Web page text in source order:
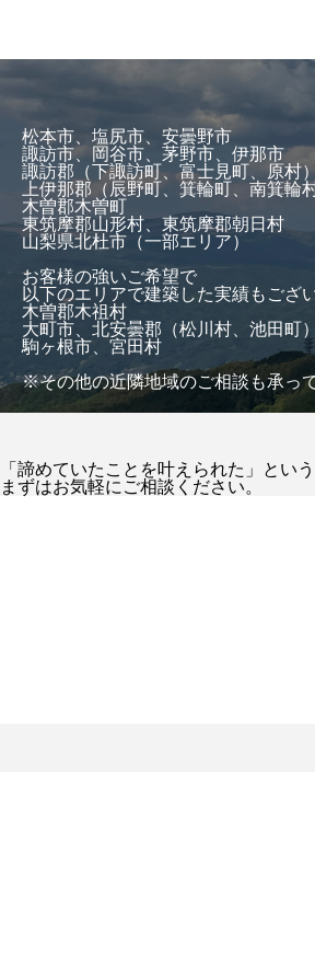
松本市、塩尻市、安曇野市
諏訪市、岡谷市、茅野市、伊那市
諏訪郡（下諏訪町、富士見町、原村
上伊那郡（辰野町、箕輪町、南箕輪村
木曽郡木曽町
東筑摩郡山形村、東筑摩郡朝日村
山梨県北杜市（一部エリア）
お客様の強いご希望で
以下のエリアで建築した実績もござ
木曽郡木祖村
大町市、北安曇郡（松川村、池田町）
駒ヶ根市、宮田村
※その他の近隣地域のご相談も承っ
「諦めていたことを叶えられた」とい
まずはお気軽にご相談ください。